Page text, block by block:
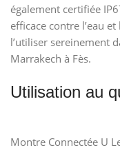
également certifiée
efficace contre l’eau
l’utiliser sereinement
Marrakech à Fès.
Utilisation au
Montre Connectée U